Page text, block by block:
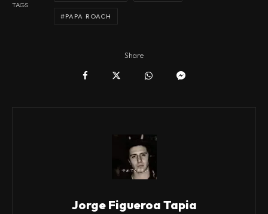
TAGS
PAPA ROACH
Share
Jorge Figueroa Tapia